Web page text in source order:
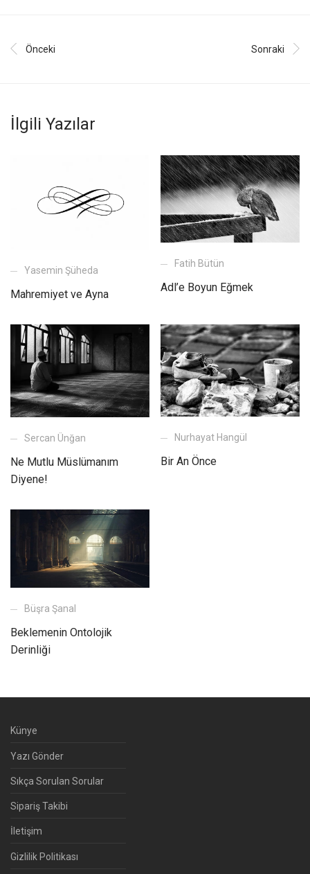
Önceki Sonraki
İlgili Yazılar
Yasemin Şüheda
Mahremiyet ve Ayna
Fatih Bütün
Adl’e Boyun Eğmek
Sercan Ünğan
Ne Mutlu Müslümanım
Diyene!
Nurhayat Hangül
Bir An Önce
Büşra Şanal
Beklemenin Ontolojik
Derinliği
Künye
Yazı Gönder
Sıkça Sorulan Sorular
Sipariş Takibi
İletişim
Gizlilik Politikası